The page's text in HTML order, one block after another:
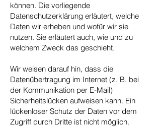
können. Die vorliegende
Datenschutzerklärung erläutert, welche
Daten wir erheben und wofür wir sie
nutzen. Sie erläutert auch, wie und zu
welchem Zweck das geschieht.
Wir weisen darauf hin, dass die
Datenübertragung im Internet (z. B. bei
der Kommunikation per E-Mail)
Sicherheitslücken aufweisen kann. Ein
lückenloser Schutz der Daten vor dem
Zugriff durch Dritte ist nicht möglich.